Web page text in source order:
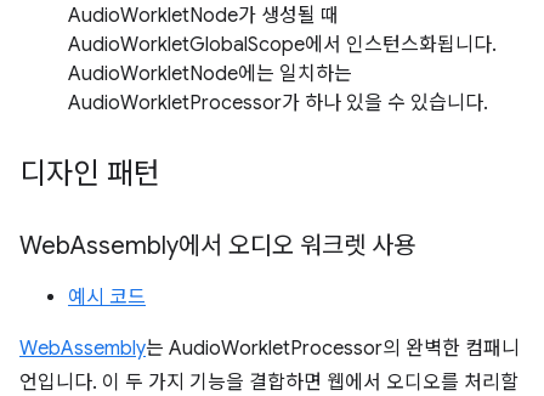
AudioWorkletNode가 생성될 때
AudioWorkletGlobalScope에서 인스턴스화됩니다.
AudioWorkletNode에는 일치하는
AudioWorkletProcessor가 하나 있을 수 있습니다.
디자인 패턴
WebAssembly에서 오디오 워크렛 사용
예시 코드
WebAssembly는 AudioWorkletProcessor의 완벽한 컴패니
언입니다. 이 두 가지 기능을 결합하면 웹에서 오디오를 처리할